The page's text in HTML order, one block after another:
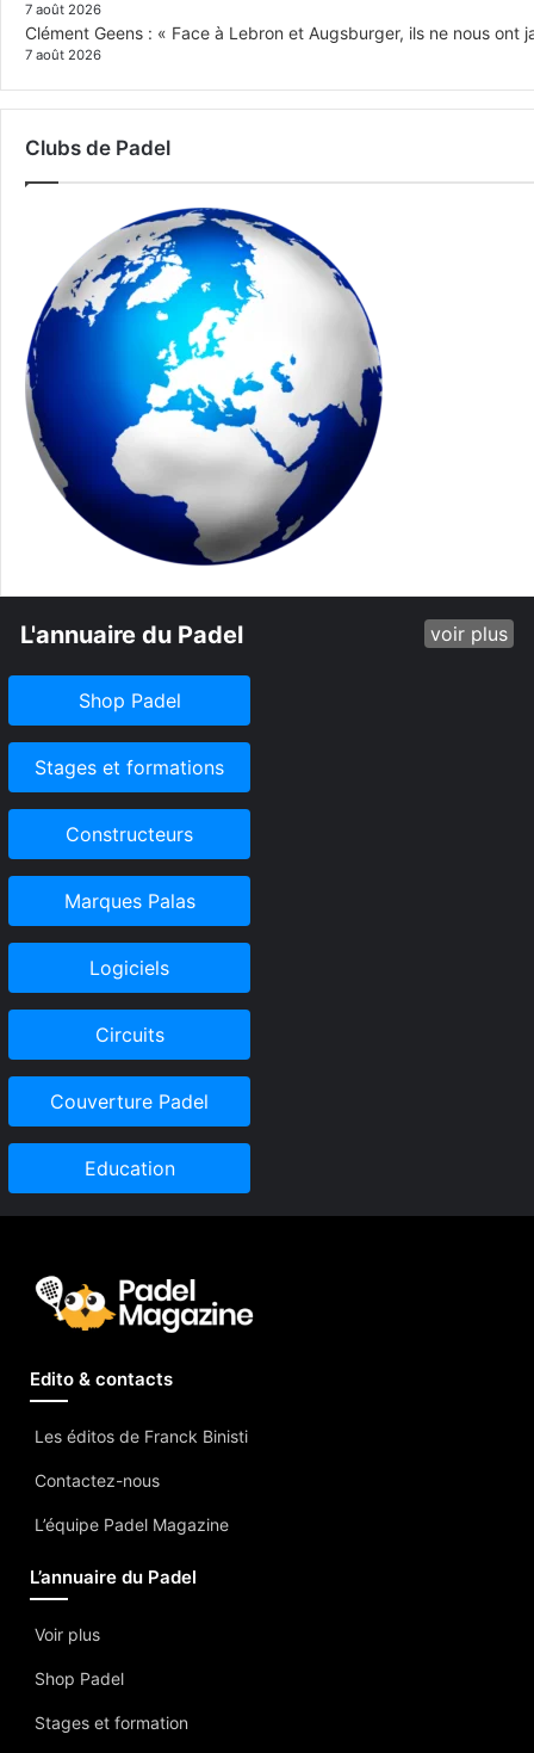
7 août 2026
Clément Geens : « Face à Lebron et Augsburger, ils ne nous ont
7 août 2026
Clubs de Padel
L'annuaire du Padel voir plus
Shop Padel
Stages et formations
Constructeurs
Marques Palas
Logiciels
Circuits
Couverture Padel
Education
Edito & contacts
Les éditos de Franck Binisti
Contactez-nous
L’équipe Padel Magazine
L’annuaire du Padel
Voir plus
Shop Padel
Stages et formation